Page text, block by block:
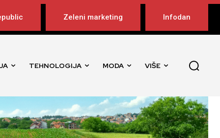
Zeleni marketing Infodan
TEHNOLOGIJA MODA VIŠE